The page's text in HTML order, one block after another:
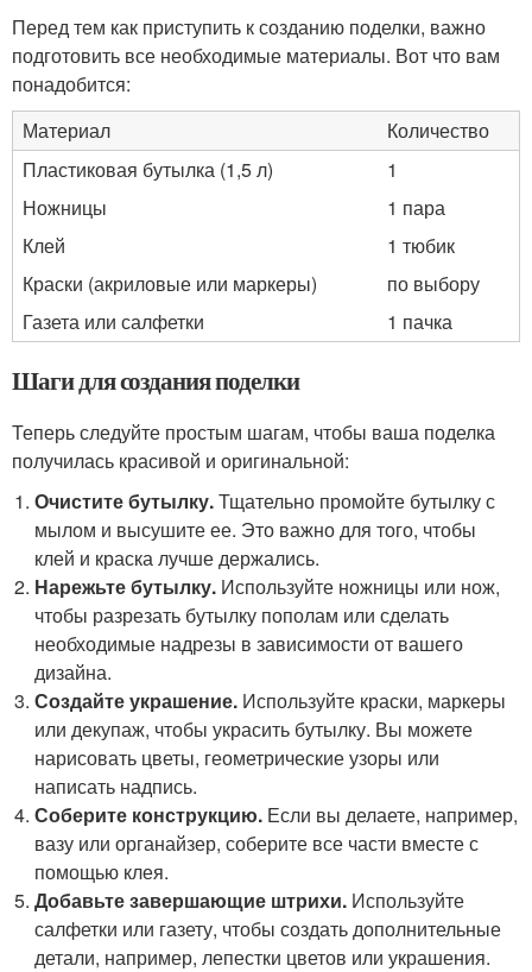
Перед тем как приступить к созданию поделки, важно
подготовить все необходимые материалы. Вот что вам
понадобится:
Материал
Количество
Пластиковая бутылка (1,5 л)
1
Ножницы
1 пара
Клей
1 тюбик
Краски (акриловые или маркеры)
по выбору
Газета или салфетки
1 пачка
Шаги для создания поделки
Теперь следуйте простым шагам, чтобы ваша поделка
получилась красивой и оригинальной:
Очистите бутылку.Тщательно промойте бутылку с
мылом и высушите ее. Это важно для того, чтобы
клей и краска лучше держались.
Нарежьте бутылку. Используйте ножницы или нож,
чтобы разрезать бутылку пополам или сделать
необходимые надрезы в зависимости от вашего
дизайна.
Создайте украшение. Используйте краски, маркеры
или декупаж, чтобы украсить бутылку. Вы можете
нарисовать цветы, геометрические узоры или
написать надпись.
Соберите конструкцию. Если вы делаете, например,
вазу или органайзер, соберите все части вместе с
помощью клея.
Добавьте завершающие штрихи. Используйте
салфетки или газету, чтобы создать дополнительные
детали, например, лепестки цветов или украшения.